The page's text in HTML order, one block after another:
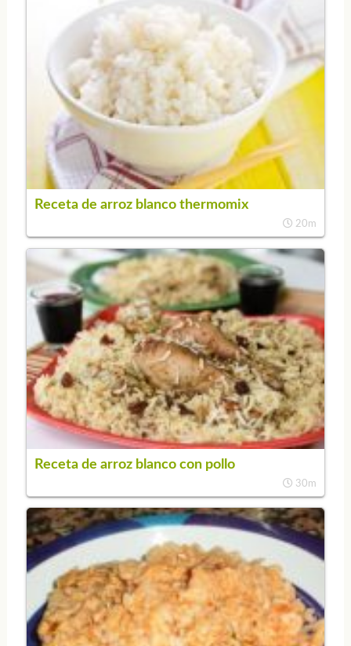
Receta de arroz blanco thermomix
20m
Receta de arroz blanco con pollo
30m